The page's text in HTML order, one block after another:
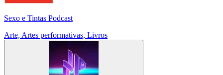
Sexo e Tintas Podcast
Arte, Artes performativas, Livros